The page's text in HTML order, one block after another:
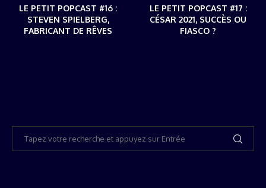
LE PETIT POPCAST #16 :
STEVEN SPIELBERG,
FABRICANT DE RÊVES
LE PETIT POPCAST #17 :
CÉSAR 2021, SUCCÈS OU
FIASCO ?